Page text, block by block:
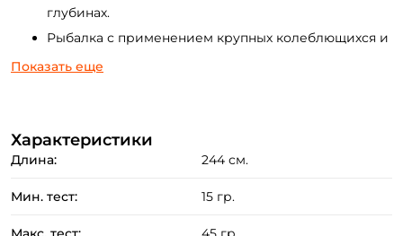
глубинах.
Рыбалка с применением крупных колеблющихся и
вращающихся блёсен на стоячих водоемах и реках.
Преимущества:
Чувствительный и прочный бланк изготовлен из
Показать еще
Характеристики
Длина: 244 см.
Мин. тест: 15 гр.